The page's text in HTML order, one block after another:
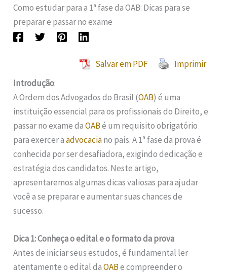
Como estudar para a 1ª fase da OAB: Dicas para se
preparar e passar no exame
Salvar em PDF
Imprimir
Introdução:
A Ordem dos Advogados do Brasil (OAB) é uma
instituição essencial para os profissionais do Direito, e
passar no exame daOABé um requisito obrigatório
para exercer aadvocaciano país. A 1ª fase da prova é
conhecida por ser desafiadora, exigindo dedicação e
estratégia dos candidatos. Neste artigo,
apresentaremos algumas dicas valiosas para ajudar
você a se preparar e aumentar suas chances de
sucesso.
Dica 1: Conheça o edital e o formato da prova
Antes de iniciar seus estudos, é fundamental ler
atentamente o edital daOABe compreender o